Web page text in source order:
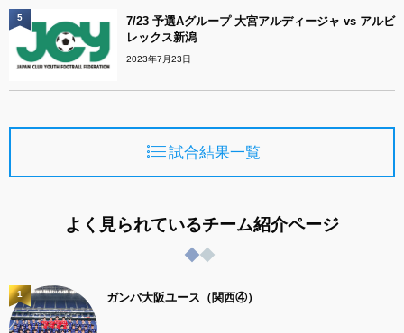
7/23 予選Aグループ 大宮アルディージャ vs アルビ
レックス新潟
2023年7月23日
5
試合結果一覧
よく見られているチーム紹介ページ
ガンバ大阪ユース（関西④）
1